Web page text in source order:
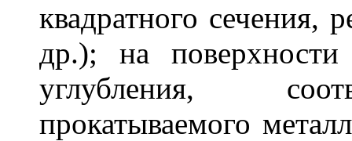
квадратного сечения,
др.); на
углубления,
прокатываемого